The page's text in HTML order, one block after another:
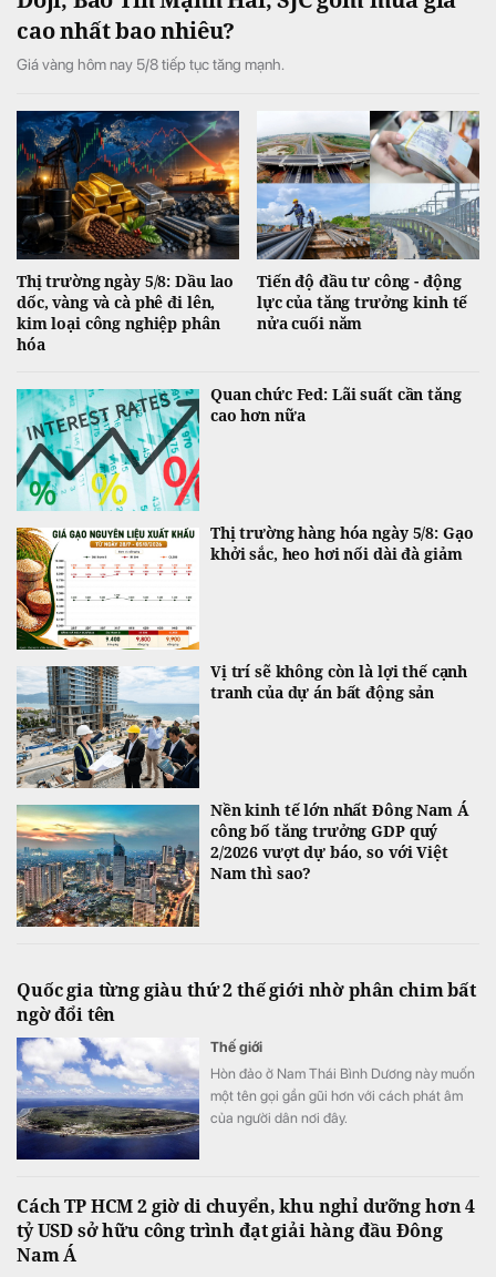
cao nhất bao nhiêu?
Giá vàng hôm nay 5/8 tiếp tục tăng mạnh.
Thị trường ngày 5/8: Dầu lao
dốc, vàng và cà phê đi lên,
kim loại công nghiệp phân
hóa
Tiến độ đầu tư công - động
lực của tăng trưởng kinh tế
nửa cuối năm
Quan chức Fed: Lãi suất cần tăng
cao hơn nữa
Thị trường hàng hóa ngày 5/8: Gạo
khởi sắc, heo hơi nối dài đà giảm
Vị trí sẽ không còn là lợi thế cạnh
tranh của dự án bất động sản
Nền kinh tế lớn nhất Đông Nam Á
công bố tăng trưởng GDP quý
2/2026 vượt dự báo, so với Việt
Nam thì sao?
Quốc gia từng giàu thứ 2 thế giới nhờ phân chim bất
ngờ đổi tên
Thế giới
Hòn đảo ở Nam Thái Bình Dương này muốn
một tên gọi gần gũi hơn với cách phát âm
của người dân nơi đây.
Cách TP HCM 2 giờ di chuyển, khu nghỉ dưỡng hơn 4
tỷ USD sở hữu công trình đạt giải hàng đầu Đông
Nam Á